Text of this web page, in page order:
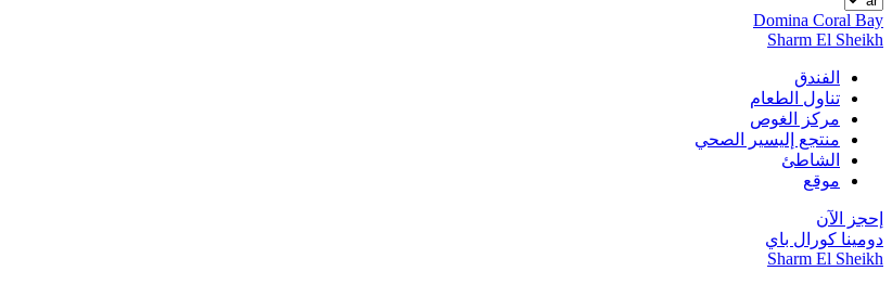
Domina Coral Bay
Sharm El Sheikh
الفندق
تناول الطعام
مركز الغوص
منتجع إليسير الصحي
الشاطئ
موقع
إحجز الآن
دومينا كورال باي
Sharm El Sheikh